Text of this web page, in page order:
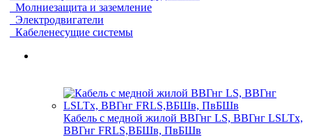
Молниезащита и заземление
Электродвигатели
Кабеленесущие системы
Кабель с медной жилой ВВГнг LS, ВВГнг LSLTx,
ВВГнг FRLS,ВБШв, ПвБШв